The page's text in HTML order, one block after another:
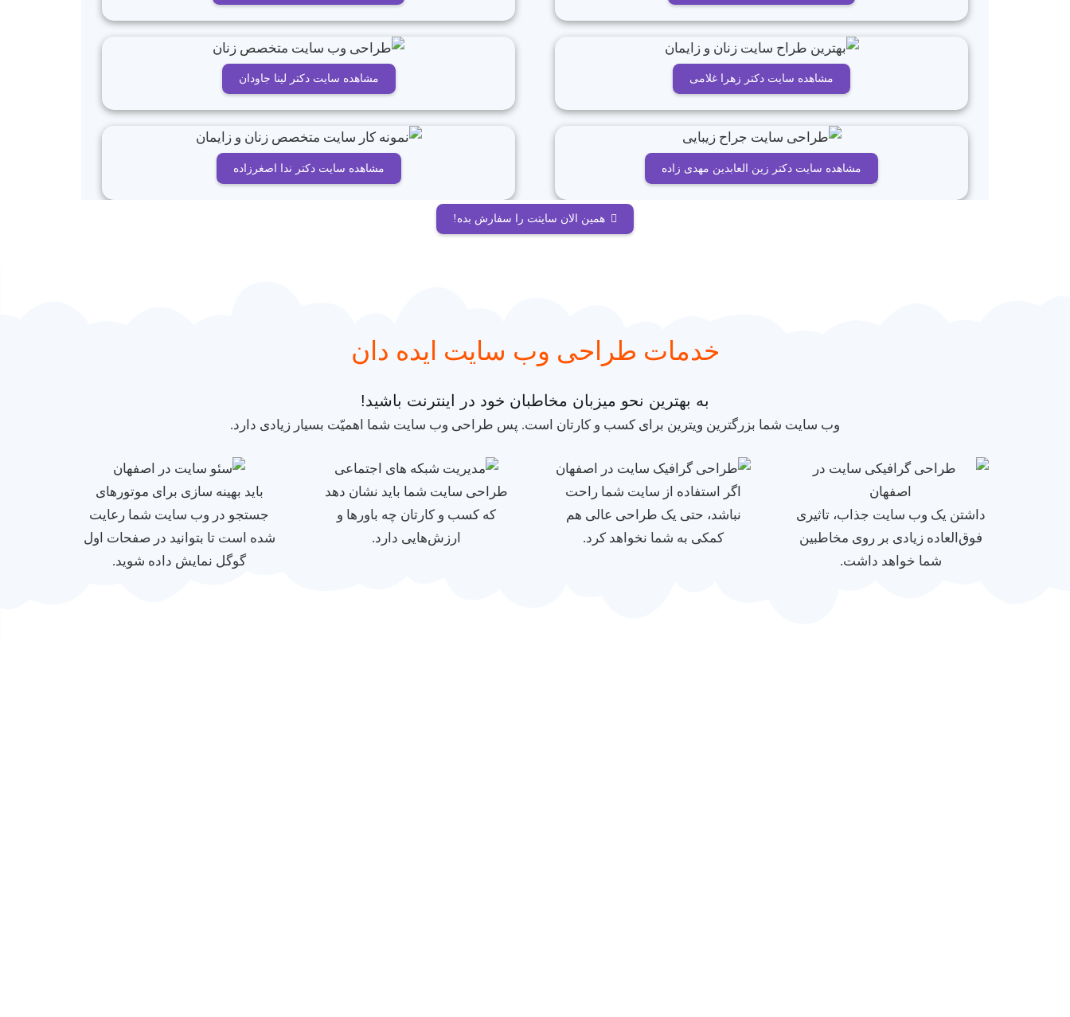
مشاهده سایت دکتر زهرا غلامی مشاهده سایت دکتر لینا جاودان
مشاهده سایت دکتر زین العابدین مهدی زاده مشاهده سایت دکتر ندا اصغرزاده
همین الان سایتت را سفارش بده!
خدمات طراحی وب سایت ایده دان
به بهترین نحو میزبان مخاطبان خود در اینترنت باشید!
وب سایت شما بزرگترین ویترین برای کسب و کارتان است. پس طراحی وب سایت شما اهمیّت بسیار زیادی دارد.
داشتن یک وب سایت جذاب، تاثیری
فوق‌العاده‌ زیادی بر روی مخاطبین
شما خواهد داشت.
اگر استفاده از سایت شما راحت
نباشد، حتی یک طراحی عالی هم
کمکی به شما نخواهد کرد.
طراحی سایت شما باید نشان دهد
که کسب و کارتان چه باورها و
ارزش‌هایی دارد.
باید بهینه سازی برای موتورهای
جستجو در وب سایت شما رعایت
شده است تا بتوانید در صفحات اول
گوگل نمایش داده شوید.